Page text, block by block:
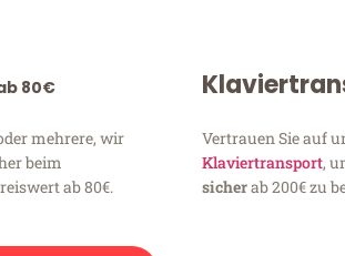
80€
mehrere, wir
beim
ab 80€.
Vertrauen Sie auf
Klaviertransport,
sicherab 200€ zu